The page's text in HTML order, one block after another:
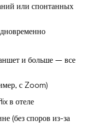
или спонтанных
и больше – все
с Zoom)
в отеле
(без споров из-за